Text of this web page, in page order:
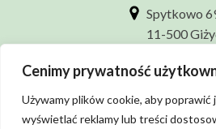
Cenimy prywatność
Używamy plików cookie, aby poprawić
wyświetlać reklamy lub treści
Spytkowo
11-500